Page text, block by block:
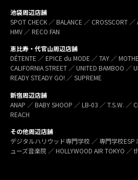
池袋周辺店舗
SPOT CHECK ／ BALANCE ／ CROSSCORT
HMV ／ RECO FAN
恵比寿・代官山周辺店舗
DÉTENTE ／ EPICE du MODE ／ TAY ／
CALIFORNIA STREET ／ UNITED BAMBOO ／
READY STEADY GO! ／ SUPREME
新宿周辺店舗
ANAP ／ BABY SHOOP ／ LB-03 ／ T.S.W. ／
REACH
その他周辺店舗
デジタルハリウッド専門学校 ／ 専門学校
ューズ音楽院 ／ HOLLYWOOD AIR TOKYO